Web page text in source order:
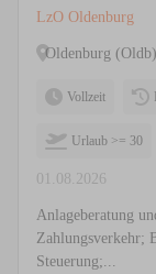
LzO Oldenburg
Oldenburg (Oldb)
Vollzeit
Urlaub >= 30
01.08.2026
Anlageberatung
Zahlungsverkehr;
Steuerung;...